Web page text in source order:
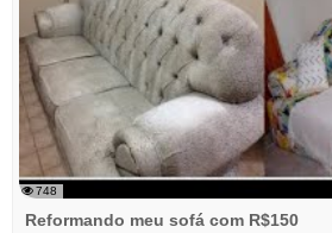
748
Reformando meu sofá com R$150